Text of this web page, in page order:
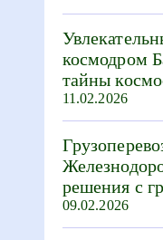
космодром
тайны
11.02.2026
решения с
09.02.2026